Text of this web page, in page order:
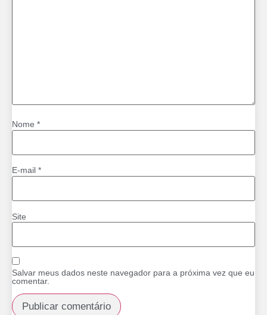
Nome *
E-mail *
Site
Salvar meus dados neste navegador para a próxima vez que eu
comentar.